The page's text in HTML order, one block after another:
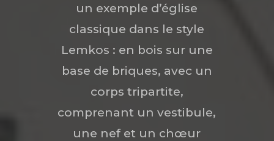
un exemple d’église
classique dans le style
Lemkos : en bois sur une
base de briques, avec un
corps tripartite,
comprenant un vestibule,
une nef et un chœur